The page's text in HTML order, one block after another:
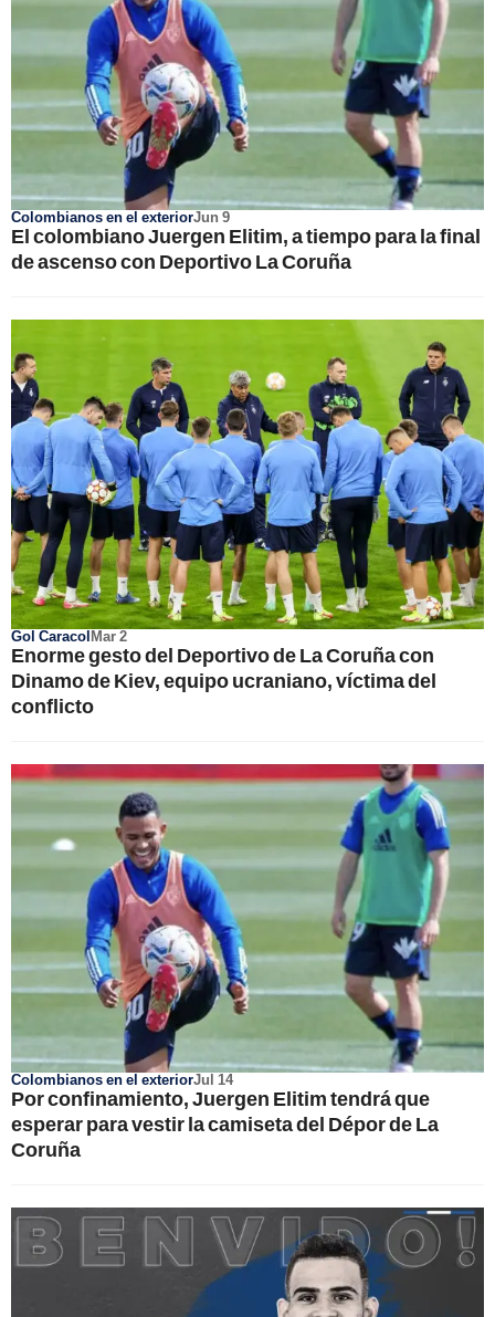
Colombianos en el exteriorJun 9
El colombiano Juergen Elitim, a tiempo para la final
de ascenso con Deportivo La Coruña
Gol CaracolMar 2
Enorme gesto del Deportivo de La Coruña con
Dinamo de Kiev, equipo ucraniano, víctima del
conflicto
Colombianos en el exteriorJul 14
Por confinamiento, Juergen Elitim tendrá que
esperar para vestir la camiseta del Dépor de La
Coruña